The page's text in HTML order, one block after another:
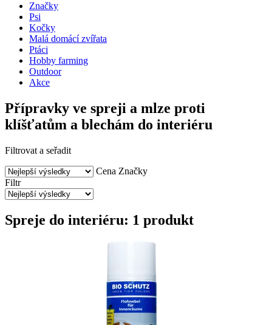
Značky
Psi
Kočky
Malá domácí zvířata
Ptáci
Hobby farming
Outdoor
Akce
Přípravky ve spreji a mlze proti
klíšťatům a blechám do interiéru
Filtrovat a seřadit
Cena Značky
Filtr
Spreje do interiéru: 1 produkt